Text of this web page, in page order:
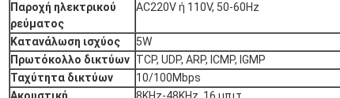
Παροχή ηλεκτρικού
ρεύματος
AC220V ή 110V, 50-60Hz
Κατανάλωση ισχύος
5W
Πρωτόκολλο δικτύων TCP, UDP, ARP, ICMP, IGMP
Ταχύτητα δικτύων
10/100Mbps